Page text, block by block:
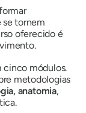
se tornem
oferecido é
cinco módulos.
metodologias
anatomia,